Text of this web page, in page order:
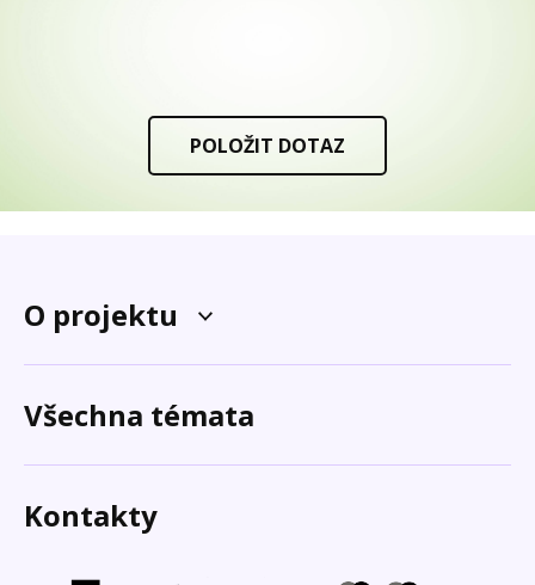
POLOŽIT DOTAZ
O projektu
Všechna témata
Kontakty